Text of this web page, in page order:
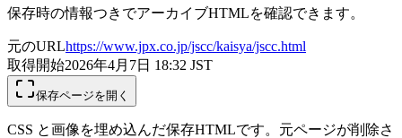
保存時の情報つきでアーカイブHTMLを確認できます。
元のURLhttps://www.jpx.co.jp/jscc/kaisya/jscc.html
取得開始2026年4月7日 18:32 JST
保存ページを開く
CSS と画像を埋め込んだ保存HTMLです。元ページが削除さ